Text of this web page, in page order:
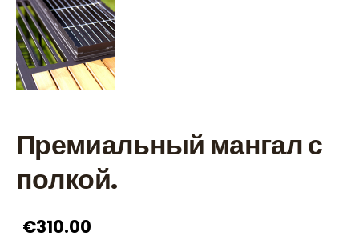
Премиальный мангал с
полкой.
€310.00